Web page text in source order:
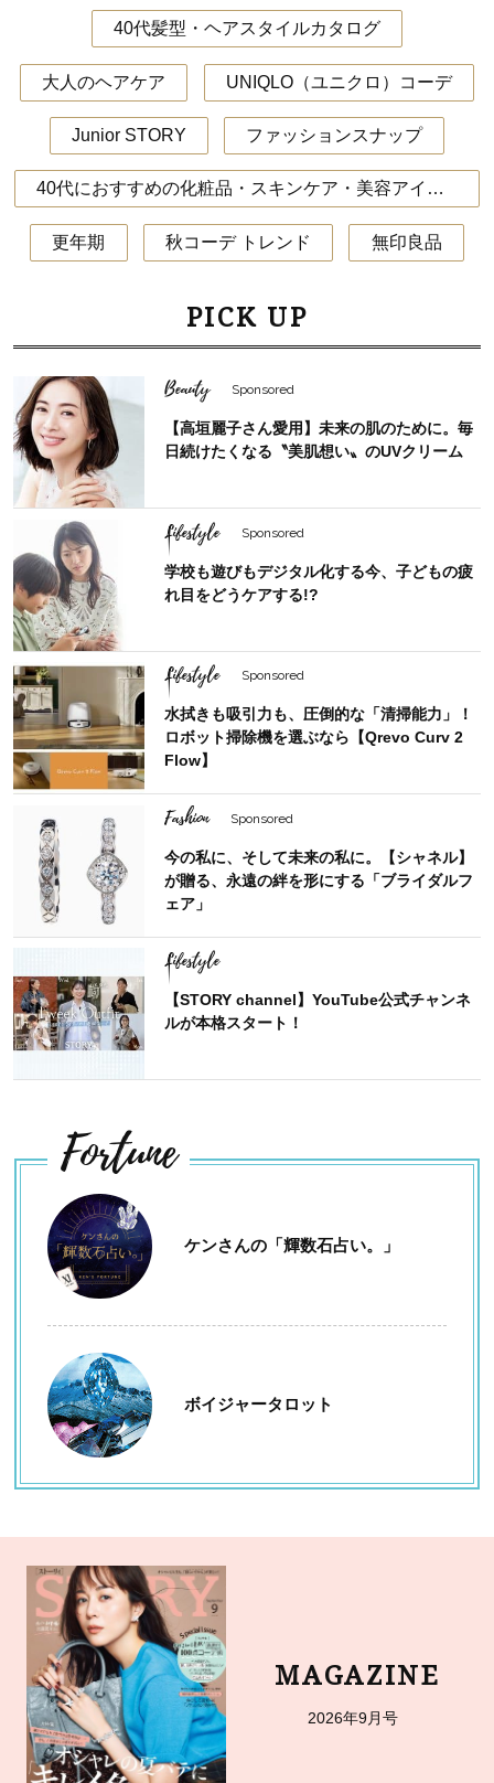
40代髪型・ヘアスタイルカタログ
大人のヘアケア UNIQLO（ユニクロ）コーデ
Junior STORY ファッションスナップ
40代におすすめの化粧品・スキンケア・美容アイテム
更年期 秋コーデ トレンド 無印良品
PICK UP
Beauty Sponsored
【高垣麗子さん愛用】未来の肌のために。毎
日続けたくなる〝美肌想い〟のUVクリーム
Lifestyle Sponsored
学校も遊びもデジタル化する今、子どもの疲
れ目をどうケアする!?
Lifestyle Sponsored
水拭きも吸引力も、圧倒的な「清掃能力」！
ロボット掃除機を選ぶなら【Qrevo Curv 2
Flow】
Fashion Sponsored
今の私に、そして未来の私に。【シャネル】
が贈る、永遠の絆を形にする「ブライダルフ
ェア」
Lifestyle
【STORY channel】YouTube公式チャンネ
ルが本格スタート！
Fortune
ケンさんの「輝数石占い。」
ボイジャータロット
MAGAZINE
2026年9月号